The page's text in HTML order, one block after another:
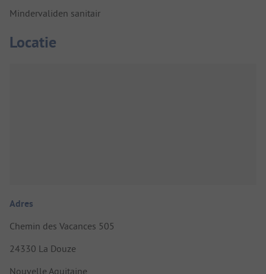
Mindervaliden sanitair
Locatie
Adres
Chemin des Vacances 505
24330 La Douze
Nouvelle Aquitaine